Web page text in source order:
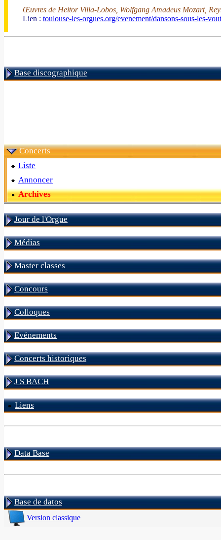
Œuvres de Heitor Villa-Lobos, Wolfgang Amadeus Mozart,
Lien : toulouse-les-orgues.org/evenement/dansons-sous-les-
Base discographique
Concerts
Liste
Annoncer
Archives
Jour de l'Orgue
Médias
Master classes
Concours
Colloques
Evénements
Concerts historiques
J S BACH
Liens
Data Base
Base de datos
Version classique